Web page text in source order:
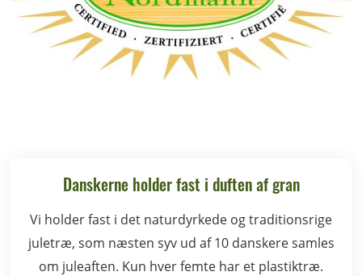
Danskerne holder fast i duften af gran
Vi holder fast i det naturdyrkede og traditionsrige
juletræ, som næsten syv ud af 10 danskere samles
om juleaften. Kun hver femte har et plastiktræ.